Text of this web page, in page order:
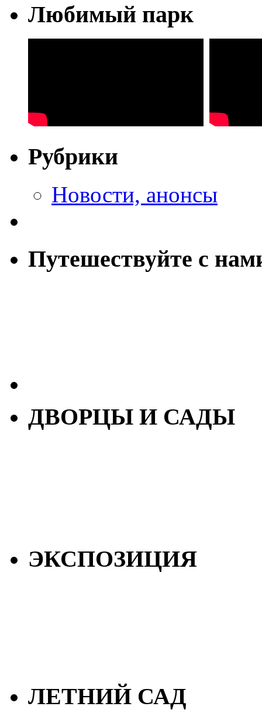
Любимый парк
Рубрики
Новости, анонсы
Путешествуйте с
ДВОРЦЫ И САДЫ
ЭКСПОЗИЦИЯ
ЛЕТНИЙ САД